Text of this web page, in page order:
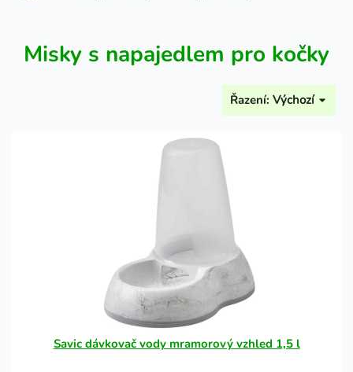
Misky s napajedlem pro kočky
Řazení: Výchozí
Savic dávkovač vody mramorový vzhled 1,5 l